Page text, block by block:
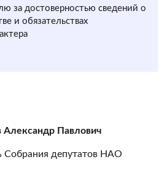
за достоверностью сведений о
и обязательствах
Александр Павлович
Собрания депутатов НАО